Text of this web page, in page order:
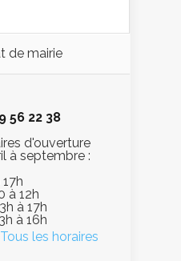
de mairie
56 22 38
d'ouverture
à septembre :
à 12h
à 17h
à 16h
Tous les horaires